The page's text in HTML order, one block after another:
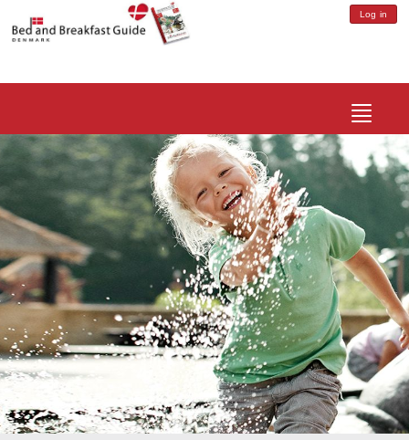
Log in
Toggle